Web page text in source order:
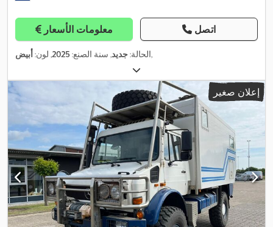
معلومات الأسعار اتصل
الحالة:جديد, سنة الصنع: 2025, لون:أبيض ,
إعلان صغير